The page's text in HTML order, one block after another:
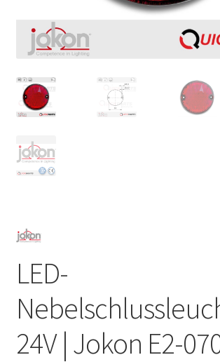
LED-
24V | Jokon E2-